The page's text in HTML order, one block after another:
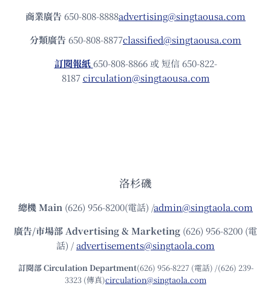
商業廣告 650-808-8888advertising@singtaousa.com
分類廣告 650-808-8877classified@singtaousa.com
訂閱報紙 650-808-8866 或 短信 650-822-
8187circulation@singtaousa.com
洛杉磯
總機Main (626) 956-8200(電話) /admin@singtaola.com
廣告/市場部Advertising & Marketing (626) 956-8200 (電
話) /advertisements@singtaola.com
訂閱部 Circulation Department(626) 956-8227 (電話) /(626) 239-
3323 (傳真)circulation@singtaola.com